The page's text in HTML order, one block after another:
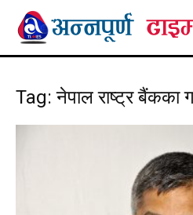
Tag: नेपाल राष्ट्र बैंकका